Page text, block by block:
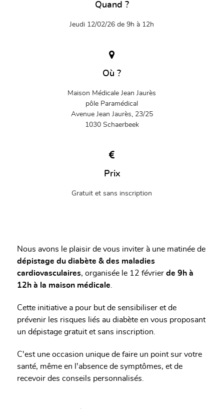
Quand ?
Jeudi 12/02/26 de 9h à 12h
Où ?
Maison Médicale Jean Jaurès
pôle Paramédical
Avenue Jean Jaurès, 23/25
1030 Schaerbeek
Prix
Gratuit et sans inscription
Nous avons le plaisir de vous inviter à une matinée de
dépistage du diabète & des maladies
cardiovasculaires, organisée le 12 février de 9h à
12h à la maison médicale
Cette initiative a pour but de sensibiliser et de
prévenir les risques liés au diabète en vous proposant
un dépistage gratuit et sans inscription.
C'est une occasion unique de faire un point sur votre
santé, même en l'absence de symptômes, et de
recevoir des conseils personnalisés.